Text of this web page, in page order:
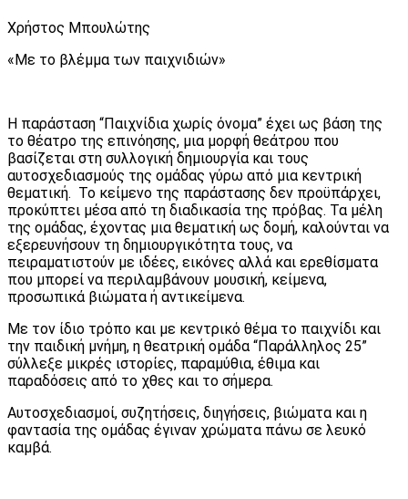
Χρήστος Μπουλώτης
«Με το βλέμμα των παιχνιδιών»
Η παράσταση “Παιχνίδια χωρίς όνομα” έχει ως βάση της
το θέατρο της επινόησης, μια μορφή θεάτρου που
βασίζεται στη συλλογική δημιουργία και τους
αυτοσχεδιασμούς της ομάδας γύρω από μια κεντρική
θεματική. Το κείμενο της παράστασης δεν προϋπάρχει,
προκύπτει μέσα από τη διαδικασία της πρόβας. Τα μέλη
της ομάδας, έχοντας μια θεματική ως δομή, καλούνται να
εξερευνήσουν τη δημιουργικότητα τους, να
πειραματιστούν με ιδέες, εικόνες αλλά και ερεθίσματα
που μπορεί να περιλαμβάνουν μουσική, κείμενα,
προσωπικά βιώματα ή αντικείμενα.
Με τον ίδιο τρόπο και με κεντρικό θέμα το παιχνίδι και
την παιδική μνήμη, η θεατρική ομάδα “Παράλληλος 25”
σύλλεξε μικρές ιστορίες, παραμύθια, έθιμα και
παραδόσεις από το χθες και το σήμερα.
Αυτοσχεδιασμοί, συζητήσεις, διηγήσεις, βιώματα και η
φαντασία της ομάδας έγιναν χρώματα πάνω σε λευκό
καμβά.